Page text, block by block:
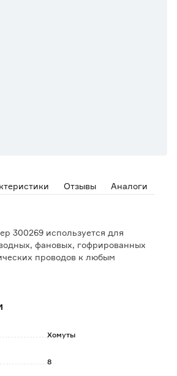
Отзывы Аналоги
300269 используется для
фановых, гофрированных
проводов к любым
труб диаметром от 32 до 63 мм.
multi plug 6х25 мм;
Хомуты
8